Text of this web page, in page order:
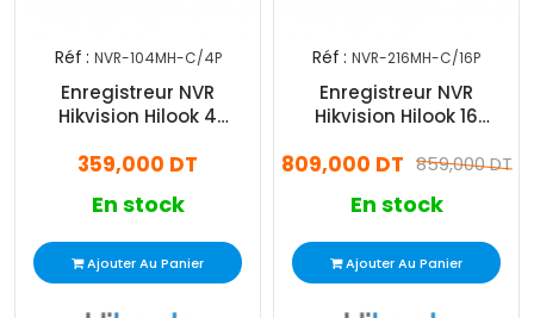
Réf : NVR-104MH-C/4P
Enregistreur NVR
Hikvision Hilook 4
104MH-C/4P)
359,000 DT
En stock
Ajouter Au Panier
Réf : NVR-216MH-C/16P
Enregistreur NVR
Hikvision Hilook 16
216MH-C/16P)859,000 DT
809,000 DT
En stock
Ajouter Au Panier